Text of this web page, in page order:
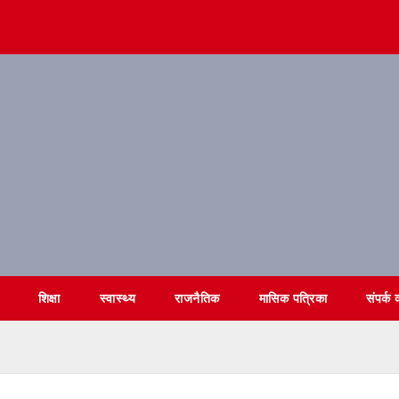
शिक्षा स्वास्थ्य राजनैतिक मासिक पत्रिका संपर्क